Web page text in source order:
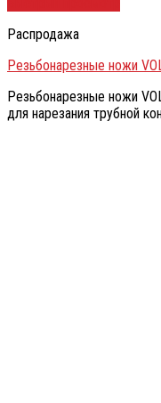
Распродажа
Резьбонарезные ножи
Резьбонарезные ножи
для нарезания трубной